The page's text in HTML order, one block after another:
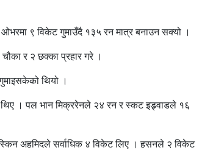
९ विकेट गुमाउँदै १३५ रन मात्र बनाउन सक्यो ।
र २ छक्का प्रहार गरे ।
थियो ।
। पल भान मिक्ररेनले २४ रन र स्कट इड्र्वाडले १६
अहमिदले सर्वाधिक ४ विकेट लिए । हसनले २ विकेट